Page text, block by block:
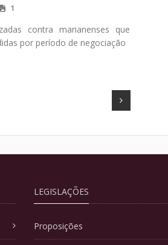
1
contra marianenses que
por período de negociação
Next
LEGISLAÇÕES
Proposições